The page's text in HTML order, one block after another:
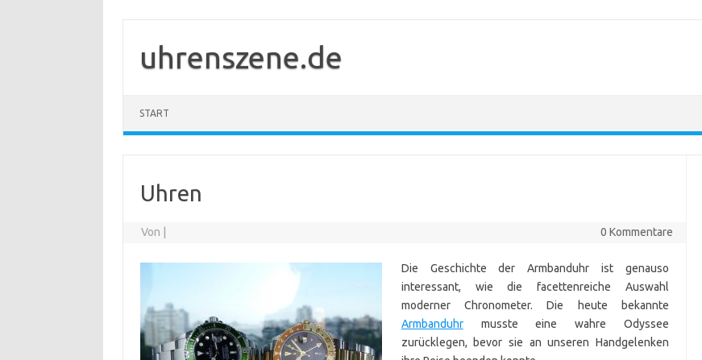
springen
uhrenszene.de
START
Uhren
Von 0 Kommentare
Die Geschichte der Armbanduhr ist genauso
interessant, wie die facettenreiche Auswahl
moderner Chronometer. Die heute bekannte
Armbanduhrmusste eine wahre Odyssee
zurücklegen, bevor sie an unseren Handgelenken